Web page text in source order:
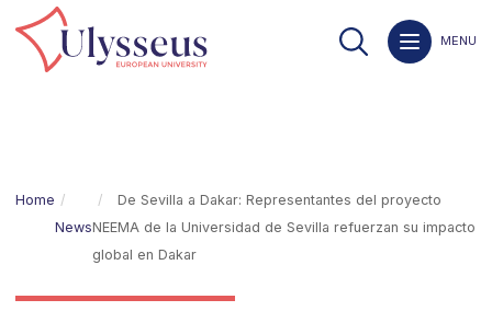
MENU
Home
News
De Sevilla a Dakar: Representantes del proyecto
NEEMA de la Universidad de Sevilla refuerzan su impacto
global en Dakar